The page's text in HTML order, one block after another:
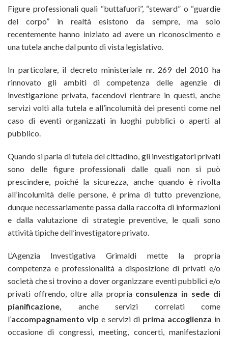
Figure professionali quali “buttafuori”, “steward” o “guardie
del corpo” in realtà esistono da sempre, ma solo
recentemente hanno iniziato ad avere un riconoscimento e
una tutela anche dal punto di vista legislativo.
In particolare, il decreto ministeriale nr. 269 del 2010 ha
rinnovato gli ambiti di competenza delle agenzie di
investigazione privata, facendovi rientrare in questi, anche
servizi volti alla tutela e all’incolumità dei presenti come nel
caso di eventi organizzati in luoghi pubblici o aperti al
pubblico.
Quando si parla di tutela del cittadino, gli investigatori privati
sono delle figure professionali dalle quali non si può
prescindere, poiché la sicurezza, anche quando è rivolta
all’incolumità delle persone, è prima di tutto prevenzione,
dunque necessariamente passa dalla raccolta di informazioni
e dalla valutazione di strategie preventive, le quali sono
attività tipiche dell’investigatore privato.
L’Agenzia Investigativa Grimaldi mette la propria
competenza e professionalità a disposizione di privati e/o
società che si trovino a dover organizzare eventi pubblici e/o
privati offrendo, oltre alla propria consulenza in sede di
pianificazione, anche servizi correlati come
l’accompagnamento vip e servizi di prima accoglienza in
occasione di congressi, meeting, concerti, manifestazioni